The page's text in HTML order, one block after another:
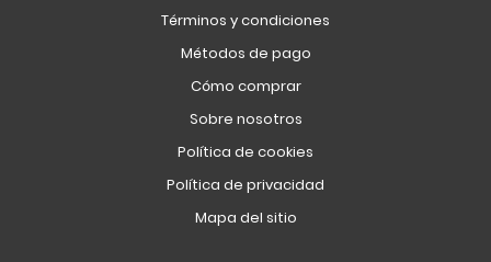
Términos y condiciones
Métodos de pago
Cómo comprar
Sobre nosotros
Política de cookies
Política de privacidad
Mapa del sitio